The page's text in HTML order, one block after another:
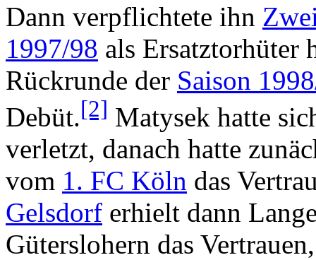
Dann verpflichtete ihn
1997/98 als Ersatztorhüter
Rückrunde der Saison
Debüt.[2] Matysek hatte
verletzt, danach hatte
vom 1. FC Köln das
Gelsdorf erhielt dann
Güterslohern das